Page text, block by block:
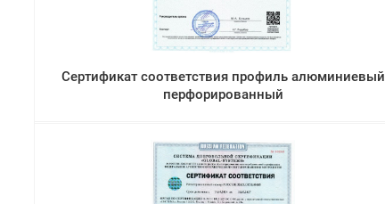
Сертификат соответствия профиль алюминиевый
перфорированный